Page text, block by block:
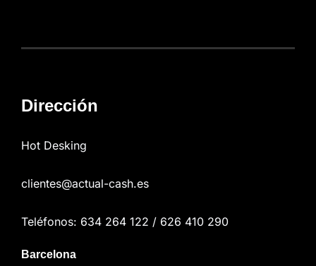
Dirección
Hot Desking
clientes@actual-cash.es
Teléfonos: 634 264 122 / 626 410 290
Barcelona